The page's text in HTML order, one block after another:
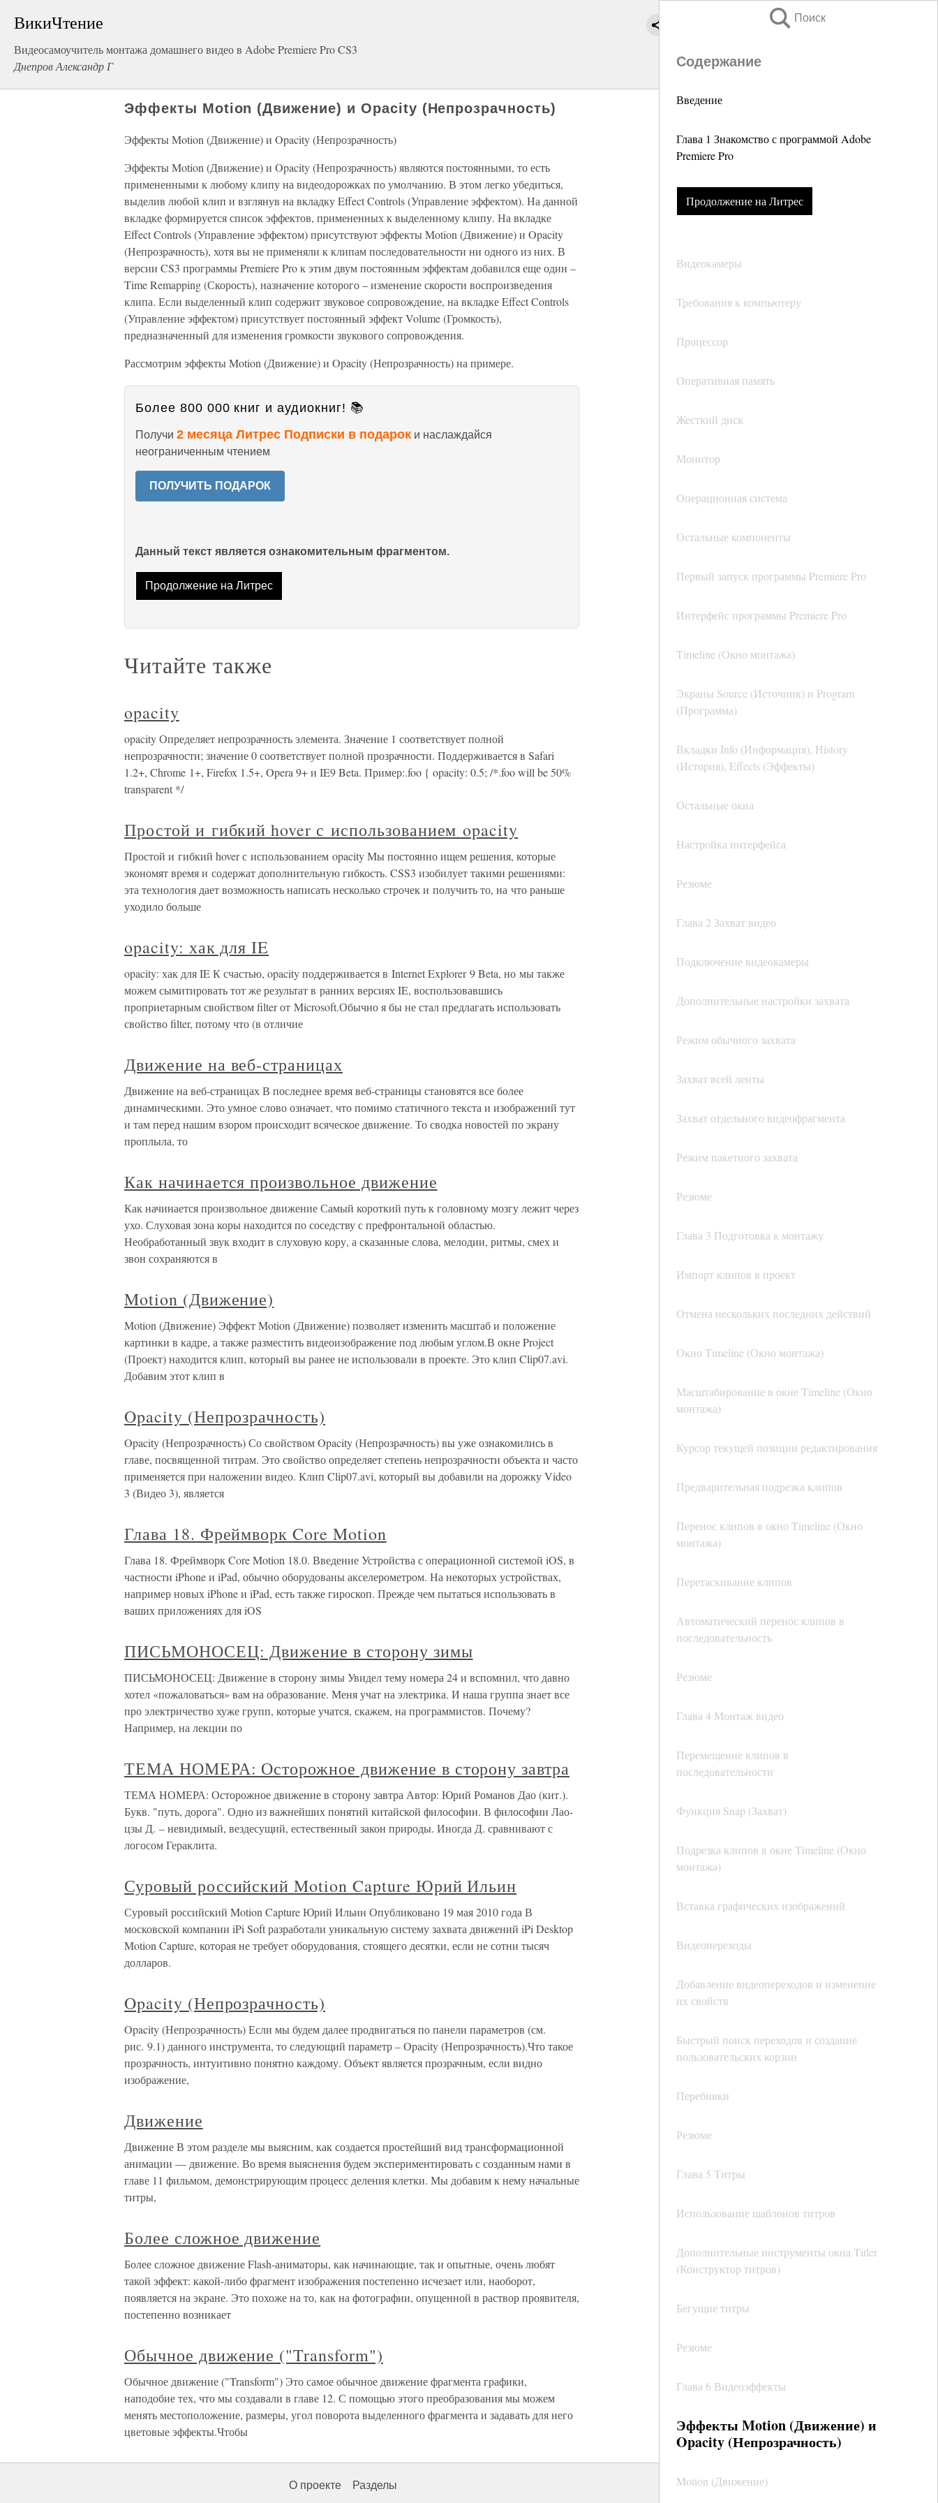
ВикиЧтение
Видеосамоучитель монтажа домашнего видео в Adobe Premiere Pro CS3
Днепров Александр Г
Поиск
Содержание
Введение
Глава 1 Знакомство с программой Adobe
Premiere Pro
Продолжение на Литрес
Видеокамеры
Требования к компьютеру
Процессор
Оперативная память
Жесткий диск
Монитор
Операционная система
Остальные компоненты
Первый запуск программы Premiere Pro
Интерфейс программы Premiere Pro
Timeline (Окно монтажа)
Экраны Source (Источник) и Program
(Программа)
Вкладки Info (Информация), History
(История), Effects (Эффекты)
Остальные окна
Настройка интерфейса
Резюме
Глава 2 Захват видео
Подключение видеокамеры
Дополнительные настройки захвата
Режим обычного захвата
Захват всей ленты
Захват отдельного видеофрагмента
Режим пакетного захвата
Резюме
Глава 3 Подготовка к монтажу
Импорт клипов в проект
Отмена нескольких последних действий
Окно Timeline (Окно монтажа)
Масштабирование в окне Timeline (Окно
монтажа)
Курсор текущей позиции редактирования
Предварительная подрезка клипов
Перенос клипов в окно Timeline (Окно
монтажа)
Перетаскивание клипов
Автоматический перенос клипов в
последовательность
Резюме
Глава 4 Монтаж видео
Перемещение клипов в
последовательности
Функция Snap (Захват)
Подрезка клипов в окне Timeline (Окно
монтажа)
Вставка графических изображений
Видеопереходы
Добавление видеопереходов и изменение
их свойств
Быстрый поиск переходов и создание
пользовательских корзин
Перебивки
Резюме
Глава 5 Титры
Использование шаблонов титров
Дополнительные инструменты окна Titler
(Конструктор титров)
Бегущие титры
Резюме
Глава 6 Видеоэффекты
Эффекты Motion (Движение) и
Opacity (Непрозрачность)
Motion (Движение)
Эффекты Motion (Движение) и Opacity (Непрозрачность)
Эффекты Motion (Движение) и Opacity (Непрозрачность)
Эффекты Motion (Движение) и Opacity (Непрозрачность) являются постоянными, то есть
примененными к любому клипу на видеодорожках по умолчанию. В этом легко убедиться,
выделив любой клип и взглянув на вкладку Effect Controls (Управление эффектом). На данной
вкладке формируется список эффектов, примененных к выделенному клипу. На вкладке
Effect Controls (Управление эффектом) присутствуют эффекты Motion (Движение) и Opacity
(Непрозрачность), хотя вы не применяли к клипам последовательности ни одного из них. В
версии CS3 программы Premiere Pro к этим двум постоянным эффектам добавился еще один –
Time Remapping (Скорость), назначение которого – изменение скорости воспроизведения
клипа. Если выделенный клип содержит звуковое сопровождение, на вкладке Effect Controls
(Управление эффектом) присутствует постоянный эффект Volume (Громкость),
предназначенный для изменения громкости звукового сопровождения.
Рассмотрим эффекты Motion (Движение) и Opacity (Непрозрачность) на примере.
Более 800 000 книг и аудиокниг! 📚
Получи 2 месяца Литрес Подписки в подарок и наслаждайся
неограниченным чтением
ПОЛУЧИТЬ ПОДАРОК
Данный текст является ознакомительным фрагментом.
Продолжение на Литрес
Читайте также
opacity
opacity Определяет непрозрачность элемента. Значение 1 соответствует полной
непрозрачности; значение 0 соответствует полной прозрачности. Поддерживается в Safari
1.2+, Chrome 1+, Firefox 1.5+, Opera 9+ и IE9 Beta. Пример:.foo { opacity: 0.5; /*.foo will be 50%
transparent */
Простой и гибкий hover с использованием opacity
Простой и гибкий hover с использованием opacity Мы постоянно ищем решения, которые
экономят время и содержат дополнительную гибкость. CSS3 изобилует такими решениями:
эта технология дает возможность написать несколько строчек и получить то, на что раньше
уходило больше
opacity: хак для IE
opacity: хак для IE К счастью, opacity поддерживается в Internet Explorer 9 Beta, но мы также
можем сымитировать тот же результат в ранних версиях IE, воспользовавшись
проприетарным свойством filter от Microsoft.Обычно я бы не стал предлагать использовать
свойство filter, потому что (в отличие
Движение на веб-страницах
Движение на веб-страницах В последнее время веб-страницы становятся все более
динамическими. Это умное слово означает, что помимо статичного текста и изображений тут
и там перед нашим взором происходит всяческое движение. То сводка новостей по экрану
проплыла, то
Как начинается произвольное движение
Как начинается произвольное движение Самый короткий путь к головному мозгу лежит через
ухо. Слуховая зона коры находится по соседству с префронтальной областью.
Необработанный звук входит в слуховую кору, а сказанные слова, мелодии, ритмы, смех и
звон сохраняются в
Motion (Движение)
Motion (Движение) Эффект Motion (Движение) позволяет изменить масштаб и положение
картинки в кадре, а также разместить видеоизображение под любым углом.В окне Project
(Проект) находится клип, который вы ранее не использовали в проекте. Это клип Clip07.avi.
Добавим этот клип в
Opacity (Непрозрачность)
Opacity (Непрозрачность) Со свойством Opacity (Непрозрачность) вы уже ознакомились в
главе, посвященной титрам. Это свойство определяет степень непрозрачности объекта и часто
применяется при наложении видео. Клип Clip07.avi, который вы добавили на дорожку Video
3 (Видео 3), является
Глава 18. Фреймворк Core Motion
Глава 18. Фреймворк Core Motion 18.0. Введение Устройства с операционной системой iOS, в
частности iPhone и iPad, обычно оборудованы акселерометром. На некоторых устройствах,
например новых iPhone и iPad, есть также гироскоп. Прежде чем пытаться использовать в
ваших приложениях для iOS
ПИСЬМОНОСЕЦ: Движение в сторону зимы
ПИСЬМОНОСЕЦ: Движение в сторону зимы Увидел тему номера 24 и вспомнил, что давно
хотел «пожаловаться» вам на образование. Меня учат на электрика. И наша группа знает все
про электричество хуже групп, которые учатся, скажем, на программистов. Почему?
Например, на лекции по
ТЕМА НОМЕРА: Осторожное движение в сторону завтра
ТЕМА НОМЕРА: Осторожное движение в сторону завтра Автор: Юрий Романов Дао (кит.).
Букв. "путь, дорога". Одно из важнейших понятий китайской философии. В философии Лао-
цзы Д. – невидимый, вездесущий, естественный закон природы. Иногда Д. сравнивают с
логосом Гераклита.
Суровый российский Motion Capture Юрий Ильин
Суровый российский Motion Capture Юрий Ильин Опубликовано 19 мая 2010 года В
московской компании iPi Soft разработали уникальную систему захвата движений iPi Desktop
Motion Capture, которая не требует оборудования, стоящего десятки, если не сотни тысяч
долларов.
Opacity (Непрозрачность)
Opacity (Непрозрачность) Если мы будем далее продвигаться по панели параметров (см.
рис. 9.1) данного инструмента, то следующий параметр – Opacity (Непрозрачность).Что такое
прозрачность, интуитивно понятно каждому. Объект является прозрачным, если видно
изображение,
Движение
Движение В этом разделе мы выясним, как создается простейший вид трансформационной
анимации — движение. Во время выяснения будем экспериментировать с созданным нами в
главе 11 фильмом, демонстрирующим процесс деления клетки. Мы добавим к нему начальные
титры,
Более сложное движение
Более сложное движение Flash-аниматоры, как начинающие, так и опытные, очень любят
такой эффект: какой-либо фрагмент изображения постепенно исчезает или, наоборот,
появляется на экране. Это похоже на то, как на фотографии, опущенной в раствор проявителя,
постепенно возникает
Обычное движение ("Transform")
Обычное движение ("Transform") Это самое обычное движение фрагмента графики,
наподобие тех, что мы создавали в главе 12. С помощью этого преобразования мы можем
менять местоположение, размеры, угол поворота выделенного фрагмента и задавать для него
цветовые эффекты.Чтобы
О проекте Разделы